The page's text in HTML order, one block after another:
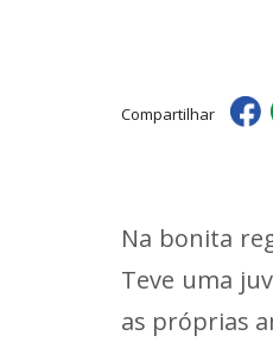
Compartilhar
Na bonita
Teve uma
as próprias